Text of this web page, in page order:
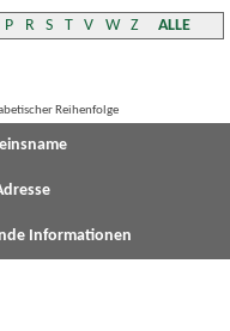
P R S T V W Z ALLE
Reihenfolge
Informationen